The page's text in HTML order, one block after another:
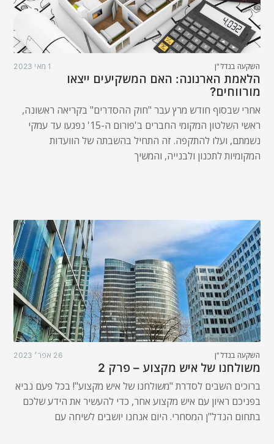
השקעה בנדל"ן 1 מאי 2023
הלאמת הארנונה: האם המשקיעים ייצאו
מורווחים?
אחרי שבסוף חודש מרץ עבר "חוק ההסדרים" בקריאה ראשונה,
ראשי השלטון המקומי החברים ב'פורום ה-15' נפגעו עד עמקי
נשמתם, ועלו להתקפה. זה התחיל בהשבתה של הוועדות
המקומיות לתכנון ולבנייה, והמשיך
השקעה בנדל"ן 26 אפר׳ 2023
משולחנו של איש מקצוע – פרק 2
ברוכים השבים לסדרת "משולחנו של איש מקצוע"! בכל פעם נביא
בפניכם ראיון עם איש מקצוע אחר, כדי להעשיר את הידע שלכם
בתחום הנדל"ן המסחרי. היום אנחנו יושבים לשיחה עם